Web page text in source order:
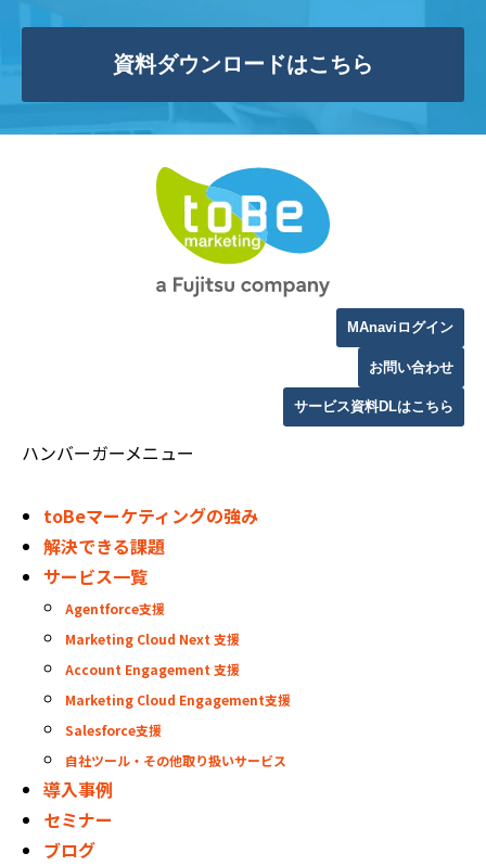
資料ダウンロードはこちら
MAnaviログイン
お問い合わせ
サービス資料DLはこちら
ハンバーガーメニュー
toBeマーケティングの強み
解決できる課題
サービス一覧
Agentforce支援
Marketing Cloud Next 支援
Account Engagement 支援
Marketing Cloud Engagement支援
Salesforce支援
自社ツール・その他取り扱いサービス
導入事例
セミナー
ブログ